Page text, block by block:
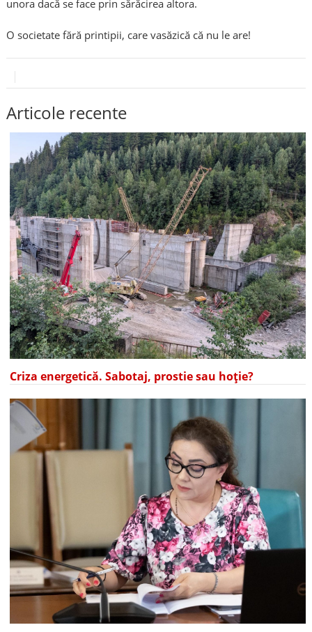
unora dacă se face prin sărăcirea altora.
O societate fără printipii, care vasăzică că nu le are!
Articole recente
Criza energetică. Sabotaj, prostie sau hoție?